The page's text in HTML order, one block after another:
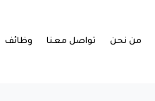
من نحن تواصل معنا وظائف